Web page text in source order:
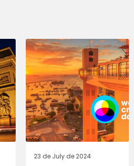
23 de July de 2024